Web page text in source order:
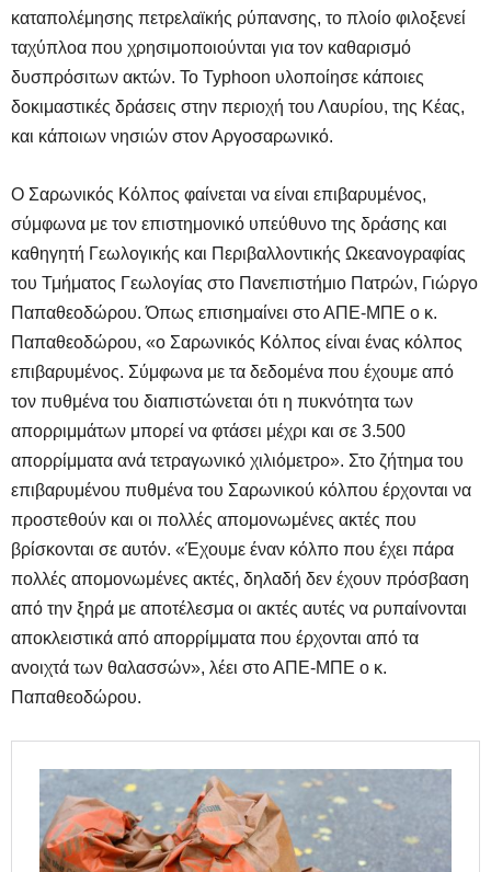
καταπολέμησης πετρελαϊκής ρύπανσης, το πλοίο φιλοξενεί
ταχύπλοα που χρησιμοποιούνται για τον καθαρισμό
δυσπρόσιτων ακτών. Το Typhoon υλοποίησε κάποιες
δοκιμαστικές δράσεις στην περιοχή του Λαυρίου, της Κέας,
και κάποιων νησιών στον Αργοσαρωνικό.
Ο Σαρωνικός Κόλπος φαίνεται να είναι επιβαρυμένος,
σύμφωνα με τον επιστημονικό υπεύθυνο της δράσης και
καθηγητή Γεωλογικής και Περιβαλλοντικής Ωκεανογραφίας
του Τμήματος Γεωλογίας στο Πανεπιστήμιο Πατρών, Γιώργο
Παπαθεοδώρου. Όπως επισημαίνει στο ΑΠΕ-ΜΠΕ ο κ.
Παπαθεοδώρου, «ο Σαρωνικός Κόλπος είναι ένας κόλπος
επιβαρυμένος. Σύμφωνα με τα δεδομένα που έχουμε από
τον πυθμένα του διαπιστώνεται ότι η πυκνότητα των
απορριμμάτων μπορεί να φτάσει μέχρι και σε 3.500
απορρίμματα ανά τετραγωνικό χιλιόμετρο». Στο ζήτημα του
επιβαρυμένου πυθμένα του Σαρωνικού κόλπου έρχονται να
προστεθούν και οι πολλές απομονωμένες ακτές που
βρίσκονται σε αυτόν. «Έχουμε έναν κόλπο που έχει πάρα
πολλές απομονωμένες ακτές, δηλαδή δεν έχουν πρόσβαση
από την ξηρά με αποτέλεσμα οι ακτές αυτές να ρυπαίνονται
αποκλειστικά από απορρίμματα που έρχονται από τα
ανοιχτά των θαλασσών», λέει στο ΑΠΕ-ΜΠΕ ο κ.
Παπαθεοδώρου.